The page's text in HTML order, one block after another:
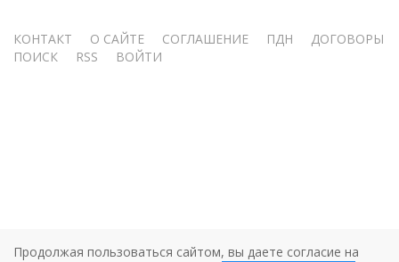
Меню
КОНТАКТ О САЙТЕ СОГЛАШЕНИЕ ПДН
ДОГОВОРЫ
ПОИСК
RSS ВОЙТИ
Продолжая пользоваться сайтом, вы даете согласие на